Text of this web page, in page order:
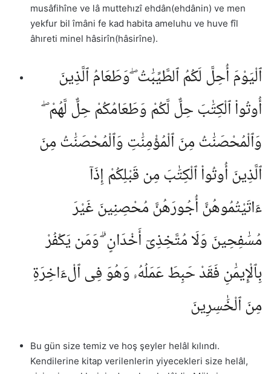
musâfihîne ve lâ muttehızî ehdân(ehdânin) ve men
yekfur bil îmâni fe kad habita ameluhu ve huve fîl
âhıreti minel hâsirîn(hâsirîne).
ٱلْيَوْمَ أُحِلَّ لَكُمُ ٱلطَّيِّبَٰتُ ۖ وَطَعَامُ ٱلَّذِينَ
أُوتُوا۟ ٱلْكِتَٰبَ حِلٌّ لَّكُمْ وَطَعَامُكُمْ حِلٌّ لَّهُمْ ۖ
وَٱلْمُحْصَنَٰتُ مِنَ ٱلْمُؤْمِنَٰتِ وَٱلْمُحْصَنَٰتُ مِنَ
ٱلَّذِينَ أُوتُوا۟ ٱلْكِتَٰبَ مِن قَبْلِكُمْ إِذَآ
ءَاتَيْتُمُوهُنَّ أُجُورَهُنَّ مُحْصِنِينَ غَيْرَ
مُسَٰفِحِينَ وَلَا مُتَّخِذِىٓ أَخْدَانٍ ۗ وَمَن يَكْفُرْ
بِٱلْإِيمَٰنِ فَقَدْ حَبِطَ عَمَلُهُۥ وَهُوَ فِى ٱلْءَاخِرَةِ
مِنَ ٱلْخَٰسِرِينَ
Bu gün size temiz ve hoş şeyler helâl kılındı.
Kendilerine kitap verilenlerin yiyecekleri size helâl,